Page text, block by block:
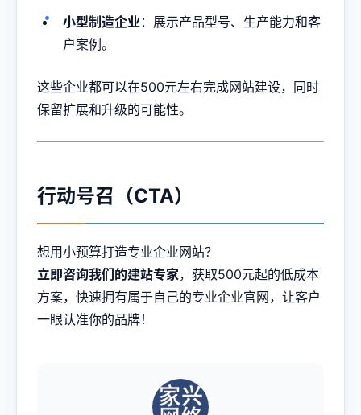
小型制造企业 ：展示产品型号、生产能力和客
户案例。
这些企业都可以在500元左右完成网站建设，同时
保留扩展和升级的可能性。
行动号召（CTA）
想用小预算打造专业企业网站？
立即咨询我们的建站专家，获取500元起的低成本
方案，快速拥有属于自己的专业企业官网，让客户
一眼认准你的品牌！